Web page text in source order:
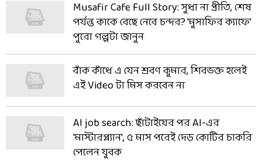
Musafir Cafe Full Story: সুধা না প্রীতি, শেষ
পর্যন্ত কাকে বেছে নেবে চন্দর? 'মুসাফির ক্যাফে'
পুরো গল্পটা জানুন
বাঁক কাঁধে এ যেন শ্রবণ কুমার, শিবভক্ত হলেই
এই Video টা মিস করবেন না
AI job search: ছাঁটাইয়ের পর AI-এর
'মাস্টারপ্ল্যান', ৫ মাস পরেই দেড় কোটির চাকরি
পেলেন যুবক